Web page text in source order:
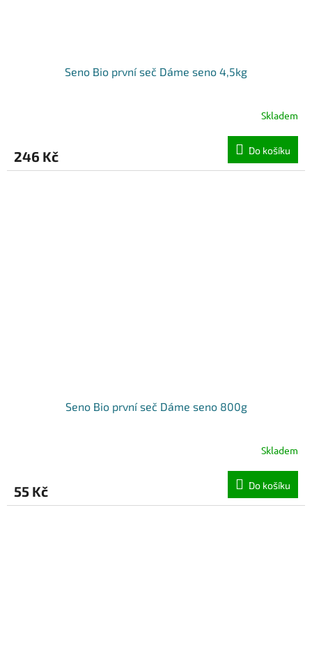
Seno Bio první seč Dáme seno 4,5kg
Skladem
246 Kč Do košíku
Seno Bio první seč Dáme seno 800g
Skladem
55 Kč Do košíku